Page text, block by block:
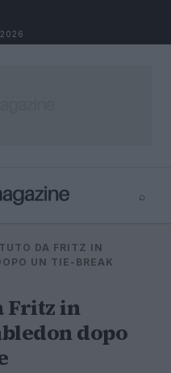
⌕
DA FRITZ IN
UN TIE-BREAK
Fritz in
dopo